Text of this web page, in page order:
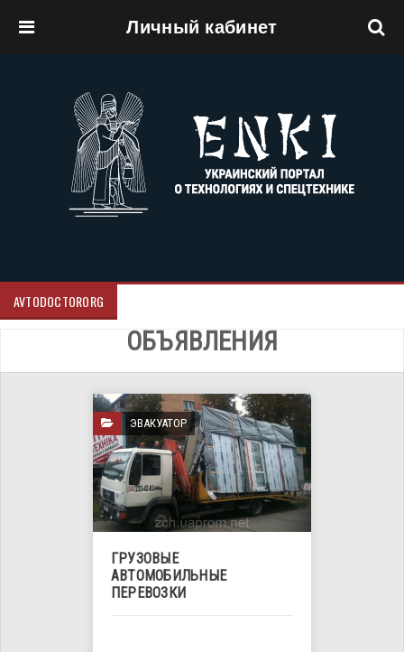
Личный кабинет
AVTODOCTORORG
ОБЪЯВЛЕНИЯ
ЭВАКУАТОР
ГРУЗОВЫЕ
АВТОМОБИЛЬНЫЕ
ПЕРЕВОЗКИ